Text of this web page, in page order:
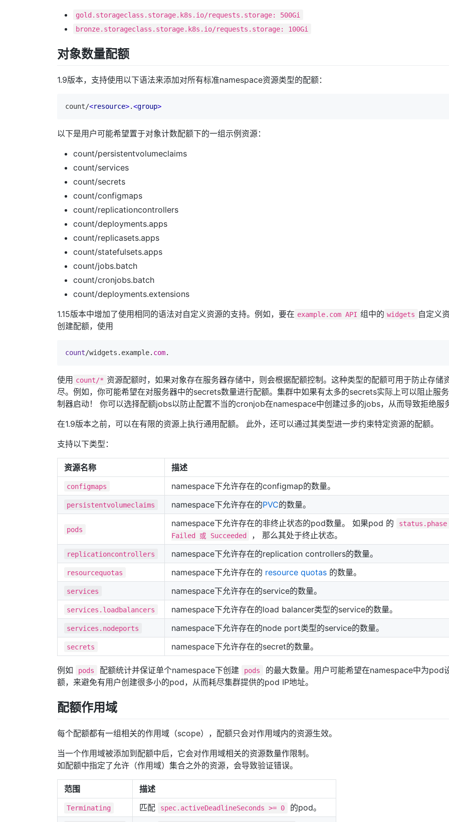
gold.storageclass.storage.k8s.io/requests.storage: 500Gi
bronze.storageclass.storage.k8s.io/requests.storage: 100Gi
对象数量配额
1.9版本，支持使用以下语法来添加对所有标准namespace资源类型的配额：
count/<resource>.<group>
以下是用户可能希望置于对象计数配额下的一组示例资源：
count/persistentvolumeclaims
count/services
count/secrets
count/configmaps
count/replicationcontrollers
count/deployments.apps
count/replicasets.apps
count/statefulsets.apps
count/jobs.batch
count/cronjobs.batch
count/deployments.extensions
1.15版本中增加了使用相同的语法对自定义资源的支持。例如，要在 example.com API 组中的 widgets 自定义
创建配额，使用
count/widgets.example. com
使用 count/* 资源配额时，如果对象存在服务器存储中，则会根据配额控制。这种类型的配额可用于防止存储
尽。例如，你可能希望在对服务器中的secrets数量进行配额。集群中如果有太多的secrets实际上可以阻止服
制器启动！ 你可以选择配额jobs以防止配置不当的cronjob在namespace中创建过多的jobs，从而导致拒绝服
在1.9版本之前，可以在有限的资源上执行通用配额。 此外，还可以通过其类型进一步约束特定资源的配额。
支持以下类型：
资源名称 描述
configmaps namespace下允许存在的configmap的数量。
persistentvolumeclaims namespace下允许存在的PVC的数量。
pods
namespace下允许存在的非终止状态的pod数量。 如果pod 的
status.phase
Failed 或 Succeeded
， 那么其处于终止状态。
replicationcontrollers namespace下允许存在的replication controllers的数量。
resourcequotas namespace下允许存在的 resource quotas 的数量。
services namespace下允许存在的service的数量。
services.loadbalancers namespace下允许存在的load balancer类型的service的数量。
services.nodeports namespace下允许存在的node port类型的service的数量。
secrets namespace下允许存在的secret的数量。
例如 pods 配额统计并保证单个namespace下创建 pods
的最大数量。用户可能希望在namespace中为pod
额，来避免有用户创建很多小的pod，从而耗尽集群提供的pod IP地址。
配额作用域
每个配额都有一组相关的作用域（scope），配额只会对作用域内的资源生效。
当一个作用域被添加到配额中后，它会对作用域相关的资源数量作限制。
如配额中指定了允许（作用域）集合之外的资源，会导致验证错误。
范围 描述
Terminating 匹配 spec.activeDeadlineSeconds >= 0
的pod。